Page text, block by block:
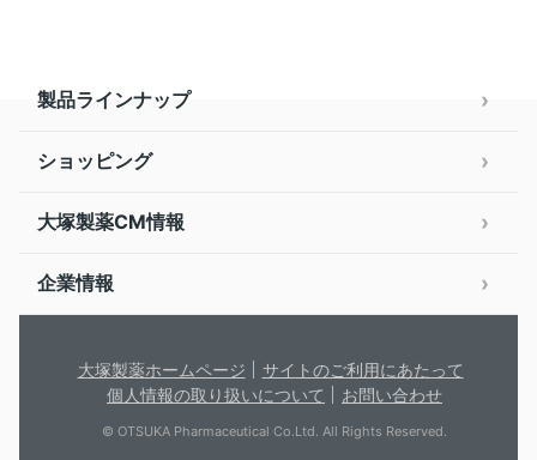
製品ラインナップ
ショッピング
大塚製薬CM情報
企業情報
大塚製薬ホームページ
サイトのご利用にあたって
個人情報の取り扱いについて
お問い合わせ
© OTSUKA Pharmaceutical Co.Ltd. All Rights Reserved.